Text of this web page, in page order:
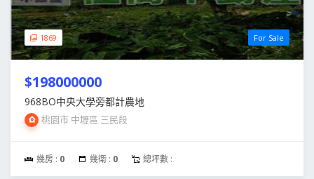
1869 For Sale
$198000000
968BO中央大學旁都計農地
桃園市 中壢區 三民段
幾房 : 0 幾衛 : 0 總坪數 :